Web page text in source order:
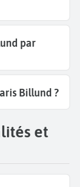
par
Billund ?
et